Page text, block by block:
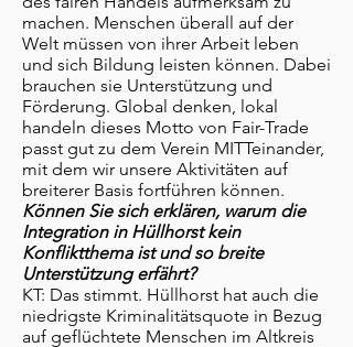
machen. Menschen überall auf der
Welt müssen von ihrer Arbeit leben
und sich Bildung leisten können. Dabei
brauchen sie Unterstützung und
Förderung. Global denken, lokal
handeln dieses Motto von Fair-Trade
passt gut zu dem Verein MITTeinander,
mit dem wir unsere Aktivitäten auf
breiterer Basis fortführen können.
Können Sie sich erklären, warum die
Integration in Hüllhorst kein
Konfliktthema ist und so breite
Unterstützung erfährt?
KT: Das stimmt. Hüllhorst hat auch die
niedrigste Kriminalitätsquote in Bezug
auf geflüchtete Menschen im Altkreis